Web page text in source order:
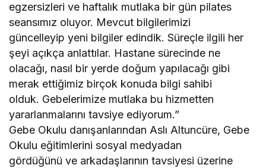
egzersizleri ve haftalık mutlaka bir gün pilates
seansımız oluyor. Mevcut bilgilerimizi
güncelleyip yeni bilgiler edindik. Süreçle ilgili her
şeyi açıkça anlattılar. Hastane sürecinde ne
olacağı, nasıl bir yerde doğum yapılacağı gibi
merak ettiğimiz birçok konuda bilgi sahibi
olduk. Gebelerimize mutlaka bu hizmetten
yararlanmalarını tavsiye ediyorum.”
Gebe Okulu danışanlarından Aslı Altuncüre, Gebe
Okulu eğitimlerini sosyal medyadan
gördüğünü ve arkadaşlarının tavsiyesi üzerine